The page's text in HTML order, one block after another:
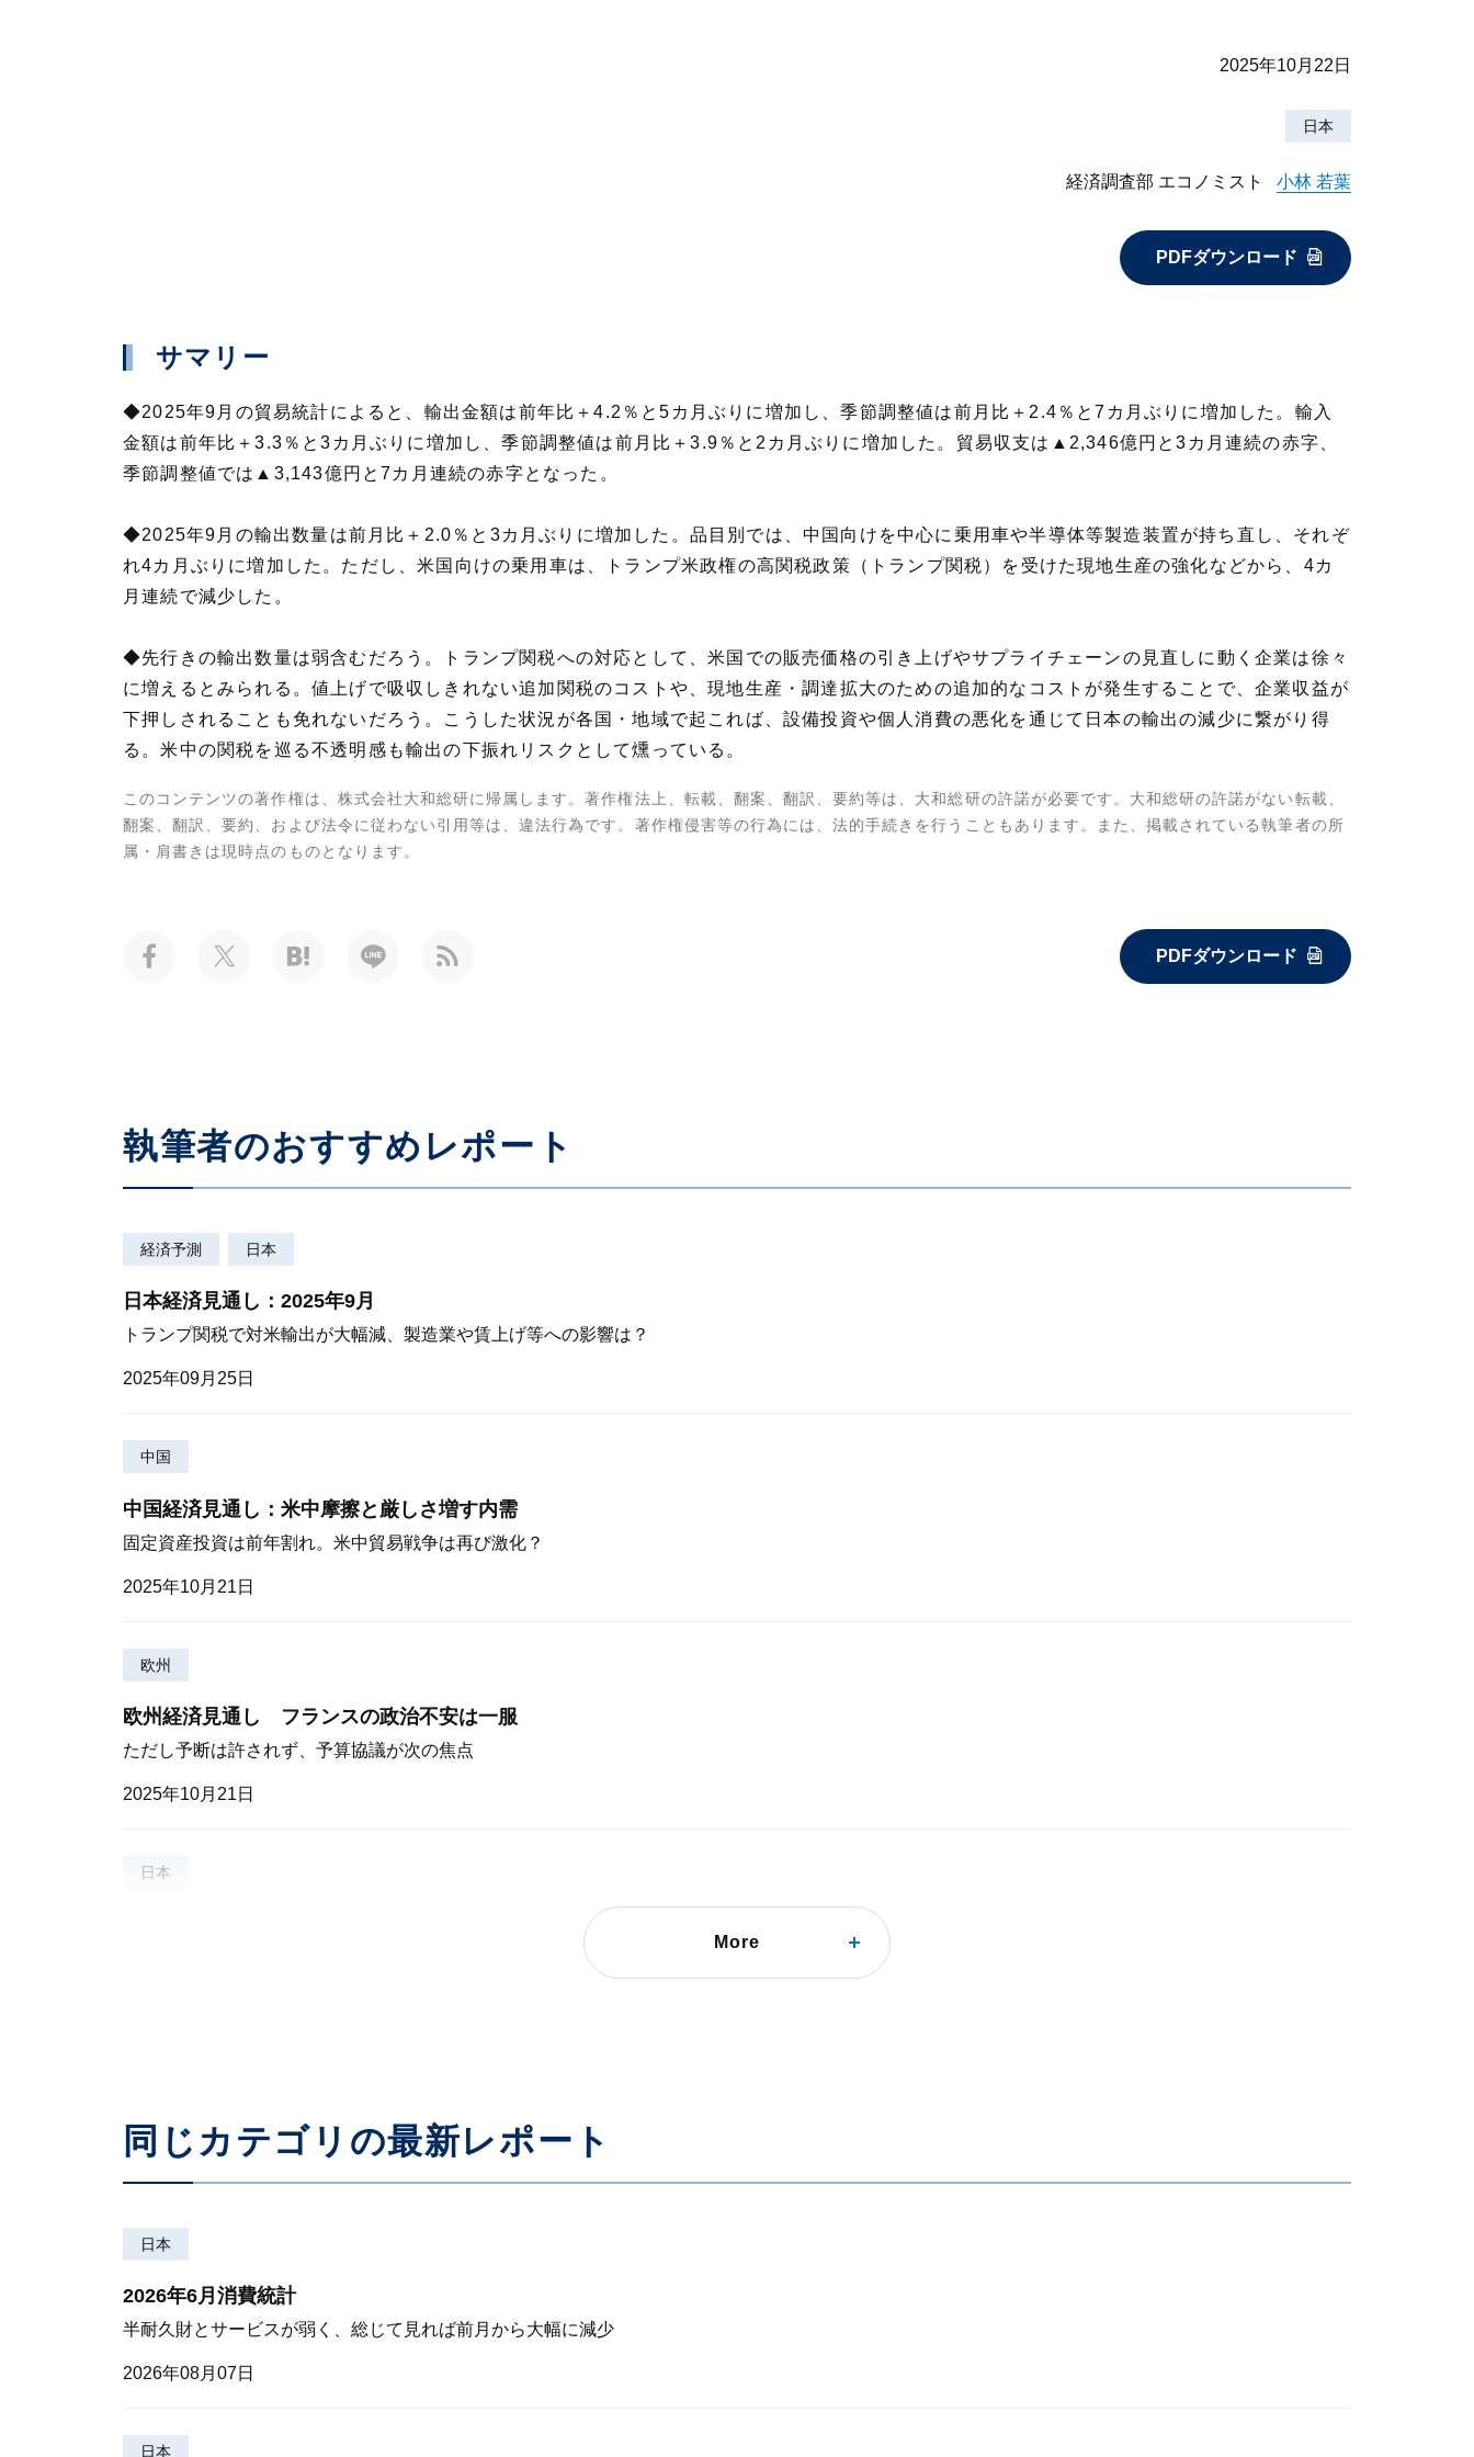
2025年10月22日
日本
経済調査部 エコノミスト 小林 若葉
PDFダウンロード
サマリー
◆2025年9月の貿易統計によると、輸出金額は前年比＋4.2％と5カ月ぶりに増加し、季節調整値は前月比＋2.4％と7カ月ぶりに増加した。輸入
金額は前年比＋3.3％と3カ月ぶりに増加し、季節調整値は前月比＋3.9％と2カ月ぶりに増加した。貿易収支は▲2,346億円と3カ月連続の赤字、
季節調整値では▲3,143億円と7カ月連続の赤字となった。
◆2025年9月の輸出数量は前月比＋2.0％と3カ月ぶりに増加した。品目別では、中国向けを中心に乗用車や半導体等製造装置が持ち直し、それぞ
れ4カ月ぶりに増加した。ただし、米国向けの乗用車は、トランプ米政権の高関税政策（トランプ関税）を受けた現地生産の強化などから、4カ
月連続で減少した。
◆先行きの輸出数量は弱含むだろう。トランプ関税への対応として、米国での販売価格の引き上げやサプライチェーンの見直しに動く企業は徐々
に増えるとみられる。値上げで吸収しきれない追加関税のコストや、現地生産・調達拡大のための追加的なコストが発生することで、企業収益が
下押しされることも免れないだろう。こうした状況が各国・地域で起これば、設備投資や個人消費の悪化を通じて日本の輸出の減少に繋がり得
る。米中の関税を巡る不透明感も輸出の下振れリスクとして燻っている。
このコンテンツの著作権は、株式会社大和総研に帰属します。著作権法上、転載、翻案、翻訳、要約等は、大和総研の許諾が必要です。大和総研の許諾がない転載、
翻案、翻訳、要約、および法令に従わない引用等は、違法行為です。著作権侵害等の行為には、法的手続きを行うこともあります。また、掲載されている執筆者の所
属・肩書きは現時点のものとなります。
PDFダウンロード
執筆者のおすすめレポート
経済予測 日本
日本経済見通し：2025年9月
トランプ関税で対米輸出が大幅減、製造業や賃上げ等への影響は？
2025年09月25日
中国
中国経済見通し：米中摩擦と厳しさ増す内需
固定資産投資は前年割れ。米中貿易戦争は再び激化？
2025年10月21日
欧州
欧州経済見通し フランスの政治不安は一服
ただし予断は許されず、予算協議が次の焦点
2025年10月21日
日本
トランプ関税や半導体需要減の影響継続で輸出金額は4カ月連続減少
More
同じカテゴリの最新レポート
日本
2026年6月消費統計
半耐久財とサービスが弱く、総じて見れば前月から大幅に減少
2026年08月07日
日本